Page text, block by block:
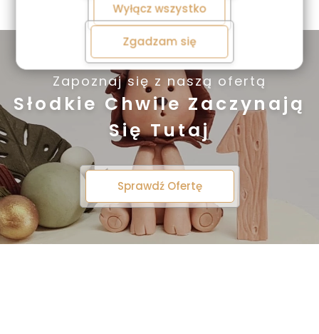
Wyłącz wszystko
Zgadzam się
Zapoznaj się z naszą ofertą
Słodkie Chwile Zaczynają
Się Tutaj
Sprawdź Ofertę